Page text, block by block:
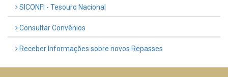
SICONFI - Tesouro Nacional
Consultar Convênios
Receber Informações sobre novos Repasses